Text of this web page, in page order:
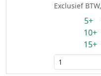
Exclusief
5+
10+
15+